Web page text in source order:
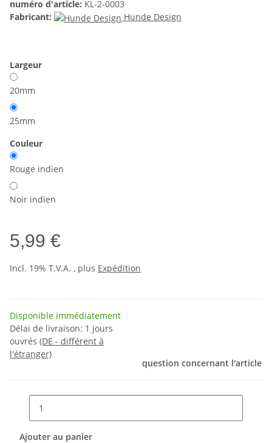
numéro d'article: KL-2-0003
Fabricant:
Hunde Design
Largeur
20mm
25mm
Couleur
Rouge indien
Noir indien
5,99 €
Incl. 19% T.V.A. , plus Expédition
Disponible immédiatement
Délai de livraison: 1 jours
ouvrés (DE - différent à
l'étranger)
question concernant l'article
Ajouter au panier